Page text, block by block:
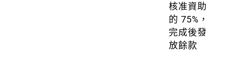
核准資助
的 75%，
完成後發
放餘款